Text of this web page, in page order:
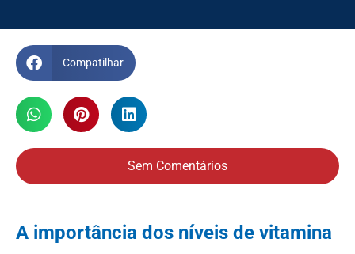
Compatilhar
Sem Comentários
A importância dos níveis de vitamina